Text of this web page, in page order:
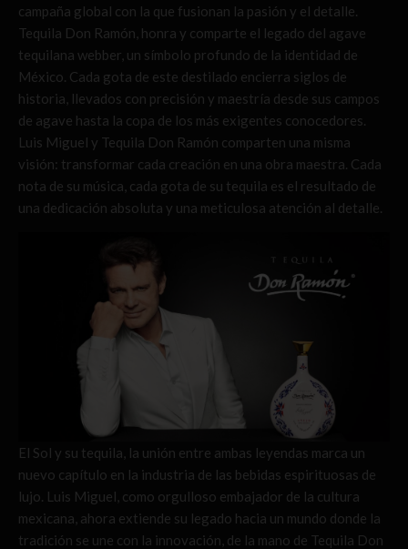
campaña global con la que fusionan la pasión y el detalle.
Tequila Don Ramón, honra y comparte el legado del agave
tequilana webber, un símbolo profundo de la identidad de
México. Cada gota de este destilado encierra siglos de
historia, llevados con precisión y maestría desde sus campos
de agave hasta la copa de los más exigentes conocedores.
Luis Miguel y Tequila Don Ramón comparten una misma
visión: transformar cada creación en una obra maestra. Cada
nota de su música, cada gota de su tequila es el resultado de
una dedicación absoluta y una meticulosa atención al detalle.
El Sol y su tequila, la unión entre ambas leyendas marca un
nuevo capítulo en la industria de las bebidas espirituosas de
lujo. Luis Miguel, como orgulloso embajador de la cultura
mexicana, ahora extiende su legado hacia un mundo donde la
tradición se une con la innovación, de la mano de Tequila Don